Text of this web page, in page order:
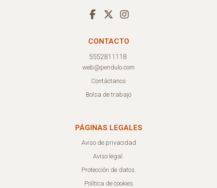
CONTACTO
web@pendulo.com
Contáctanos
Bolsa de trabajo
PÁGINAS LEGALES
Aviso de privacidad
Aviso legal.
Protección de datos.
Política de cookies